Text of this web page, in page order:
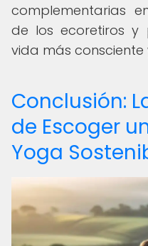
complementarias
de los ecoretiros y
vida más consciente
Conclusión:
de Escoger
Yoga